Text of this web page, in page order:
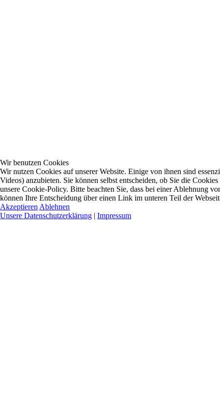
Wir benutzen Cookies
Wir nutzen Cookies auf unserer Website. Einige von ihnen sind
Videos) anzubieten. Sie können selbst entscheiden, ob Sie die
unsere Cookie-Policy. Bitte beachten Sie, dass bei einer Ablehnung
können Ihre Entscheidung über einen Link im unteren Teil der
Akzeptieren Ablehnen
Unsere Datenschutzerklärung | Impressum